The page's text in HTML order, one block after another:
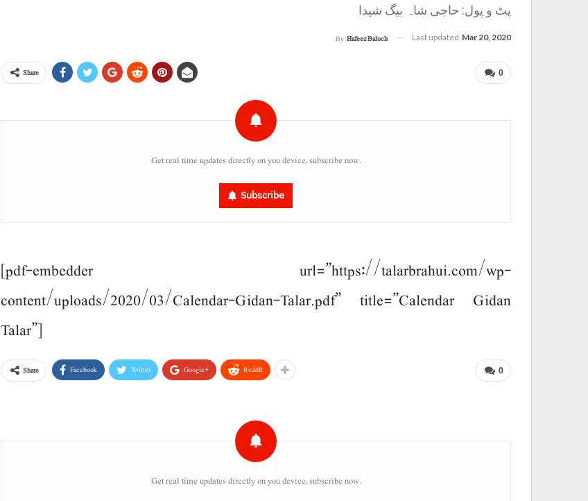
پٹ و پول: حاجی شاہ بیگ شیدا
By Hafeez Baloch Last updated Mar 20, 2020
0
Share
Get real time updates directly on you device, subscribe now.
Subscribe
[pdf-embedder url=”https://talarbrahui.com/wp-
content/uploads/2020/03/Calendar-Gidan-Talar.pdf” title=”Calendar Gidan
Talar”]
0
Share Facebook Twitter Google+ ReddIt
Get real time updates directly on you device, subscribe now.